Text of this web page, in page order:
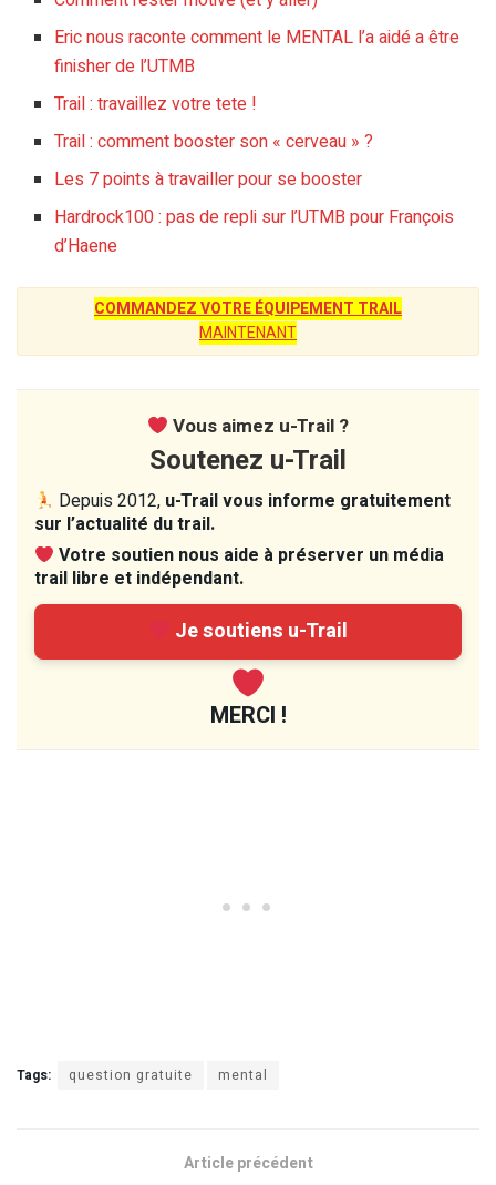
Eric nous raconte comment le MENTAL l’a aidé a être
finisher de l’UTMB
Trail : travaillez votre tete !
Trail : comment booster son « cerveau » ?
Les 7 points à travailler pour se booster
Hardrock100 : pas de repli sur l’UTMB pour François
d’Haene
COMMANDEZ VOTRE ÉQUIPEMENT TRAIL
MAINTENANT
Vous aimez u-Trail ?
Soutenez u-Trail
Depuis 2012, u-Trail vous informe gratuitement
sur l’actualité du trail.
Votre soutien nous aide à préserver un média
trail libre et indépendant.
Je soutiens u-Trail
MERCI !
Tags: question gratuite mental
Article précédent